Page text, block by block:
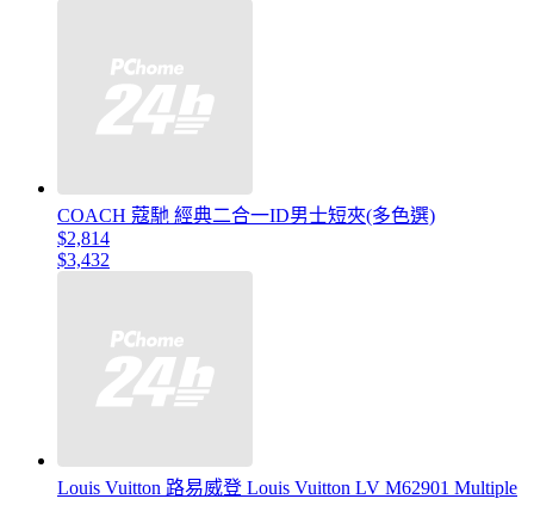
COACH 蔻馳 經典二合一ID男士短夾(多色選)
$2,814
$3,432
Louis Vuitton 路易威登 Louis Vuitton LV M62901 Multiple